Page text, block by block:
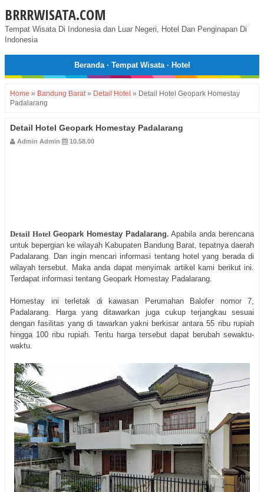
BRRRWISATA.COM
Tempat Wisata Di Indonesia dan Luar Negeri, Hotel Dan Penginapan Di
Indonesia
Beranda· Tempat Wisata· Hotel
Home » Bandung Barat» Detail Hotel » Detail Hotel Geopark Homestay
Padalarang
Detail Hotel Geopark Homestay Padalarang
Admin Admin 10.58.00
Detail Hotel Geopark Homestay Padalarang. Apabila anda berencana
untuk bepergian ke wilayah Kabupaten Bandung Barat, tepatnya daerah
Padalarang. Dan ingin mencari informasi tentang hotel yang berada di
wilayah tersebut. Maka anda dapat menyimak artikel kami berikut ini.
Terdapat informasi tentang Geopark Homestay Padalarang.
Homestay ini terletak di kawasan Perumahan Balofer nomor 7,
Padalarang. Harga yang ditawarkan juga cukup terjangkau sesuai
dengan fasilitas yang di tawarkan yakni berkisar antara 55 ribu rupiah
hingga 100 ribu rupiah. Tentu harga tersebut dapat berubah sewaktu-
waktu.